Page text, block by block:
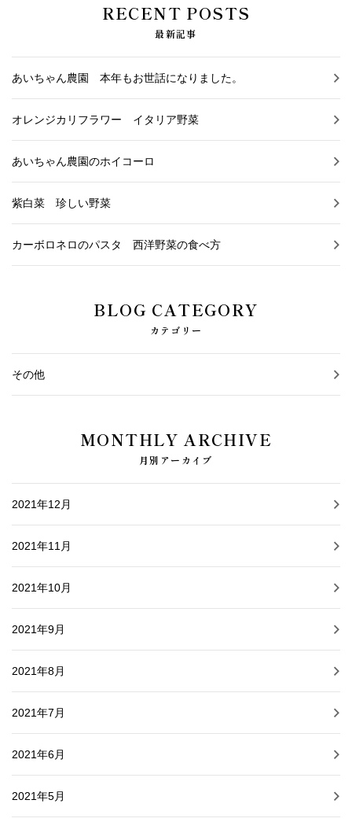
RECENT POSTS
最新記事
あいちゃん農園 本年もお世話になりました。
オレンジカリフラワー イタリア野菜
あいちゃん農園のホイコーロ
紫白菜 珍しい野菜
カーボロネロのパスタ 西洋野菜の食べ方
BLOG CATEGORY
カテゴリー
その他
MONTHLY ARCHIVE
月別アーカイブ
2021年12月
2021年11月
2021年10月
2021年9月
2021年8月
2021年7月
2021年6月
2021年5月